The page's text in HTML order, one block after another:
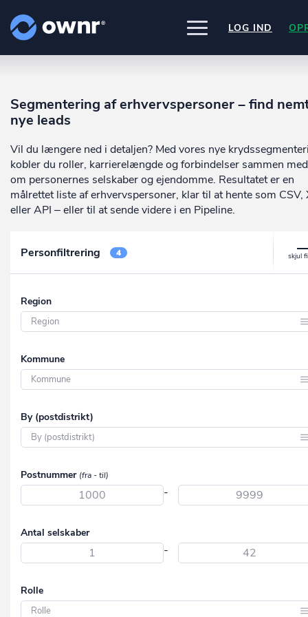
PRODUKTER
ownr Insights
Kassevis af data sat i system
ownr Ajour
Hold dig opdateret og compliant
ownr Pipeline
ownr Segmentering
Identificer salgsklare kundeemner
Bygnings- og Boligregisteret
Geodatastyrelsen
Vurderingsstyrelsen
Danmarks adresser
Mange flere på vej
INTEGRATIONER
Pipedrive
Kommer snart
ownr API
Kun fantasien sætter grænsen
Ownr ajour goes supersonic
Data i begge retninger
Ownr opdatere ikke bare dine
systemer, vi giver dig også
innovative produkter somPipeline
Ajour.
PRISER
OM OWNR
LOG IND
Segmentering af erhvervspersoner – find
nye leads
Vil du længere ned i detaljen? Med vores nye
kobler du roller, karrierelængde og forbindelser sammen
om personernes selskaber og ejendomme. Resultatet er en
målrettet liste af erhvervspersoner, klar til at hente som CSV,
eller API – eller til at sende videre i en Pipeline.
Personfiltrering 4
Region
Region Midtjylland
Region Nordjylland
Region Syddanmark
Region Sjælland
Kommune
Aalborg
Aarhus
Albertslund
Allerød
Assens
Bornholm
By (postdistrikt)
Aabybro
Aakirkeby
Aalborg
Aalborg SV
Aalborg Øst
Postnummer (fra - til)
-
Antal selskaber
-
Rolle